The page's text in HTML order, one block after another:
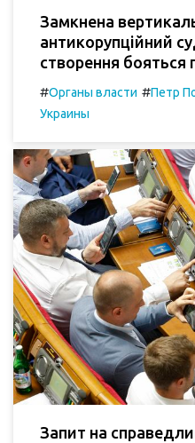
Замкнена
антикорупційний
створення бояться
#Органы власти #Петр
Украины
Запит на